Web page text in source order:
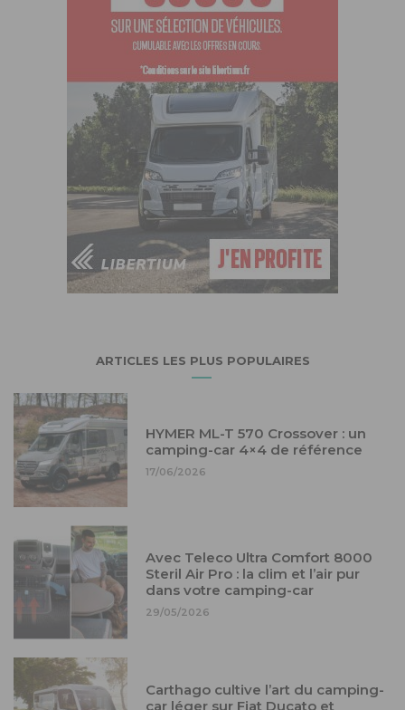
ARTICLES LES PLUS POPULAIRES
HYMER ML-T 570 Crossover : un
camping-car 4×4 de référence
17/06/2026
Avec Teleco Ultra Comfort 8000
Steril Air Pro : la clim et l’air pur
dans votre camping-car
29/05/2026
Carthago cultive l’art du camping-
car léger sur Fiat Ducato et